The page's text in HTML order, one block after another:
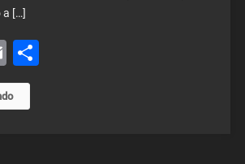
a […]
EmailShare